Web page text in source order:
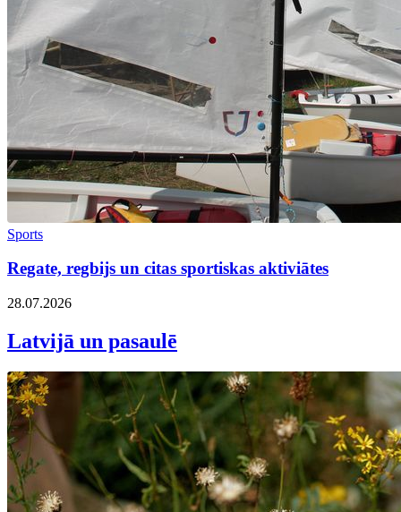
Sports
Regate, regbijs un citas sportiskas aktiviātes
28.07.2026
Latvijā un pasaulē